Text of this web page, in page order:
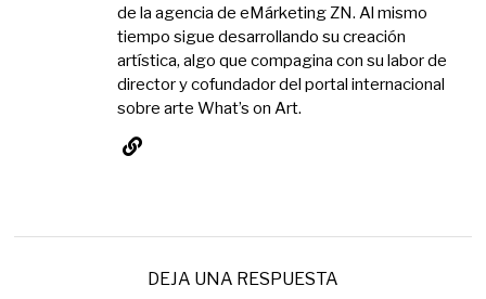
de la agencia de eMárketing ZN. Al mismo
tiempo sigue desarrollando su creación
artística, algo que compagina con su labor de
director y cofundador del portal internacional
sobre arte What’s on Art.
DEJA UNA RESPUESTA